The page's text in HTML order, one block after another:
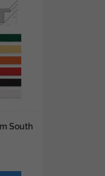
South